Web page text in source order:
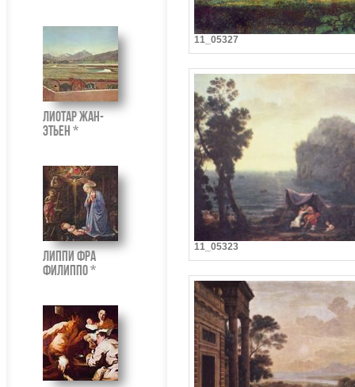
Лиотар Жан-
Этьен *
Липпи Фра
Филиппо *
11_05327
11_05323